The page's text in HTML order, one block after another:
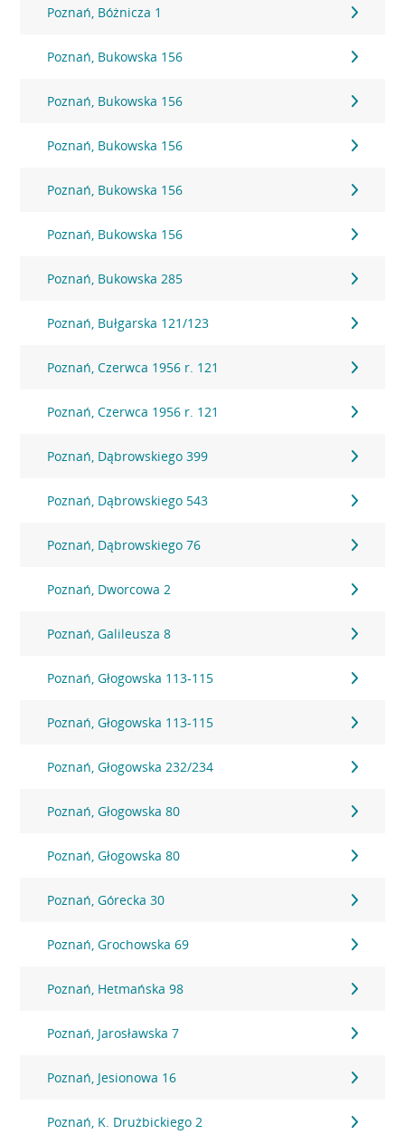
Poznań, Bóżnicza 1
Poznań, Bukowska 156
Poznań, Bukowska 156
Poznań, Bukowska 156
Poznań, Bukowska 156
Poznań, Bukowska 156
Poznań, Bukowska 285
Poznań, Bułgarska 121/123
Poznań, Czerwca 1956 r. 121
Poznań, Czerwca 1956 r. 121
Poznań, Dąbrowskiego 399
Poznań, Dąbrowskiego 543
Poznań, Dąbrowskiego 76
Poznań, Dworcowa 2
Poznań, Galileusza 8
Poznań, Głogowska 113-115
Poznań, Głogowska 113-115
Poznań, Głogowska 232/234
Poznań, Głogowska 80
Poznań, Głogowska 80
Poznań, Górecka 30
Poznań, Grochowska 69
Poznań, Hetmańska 98
Poznań, Jarosławska 7
Poznań, Jesionowa 16
Poznań, K. Drużbickiego 2